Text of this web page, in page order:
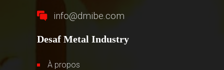
info@dmibe.com
Desaf Metal Industry
À propos